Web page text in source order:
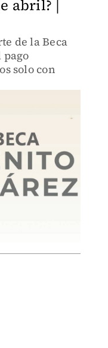
abril? |
de la Beca
solo con